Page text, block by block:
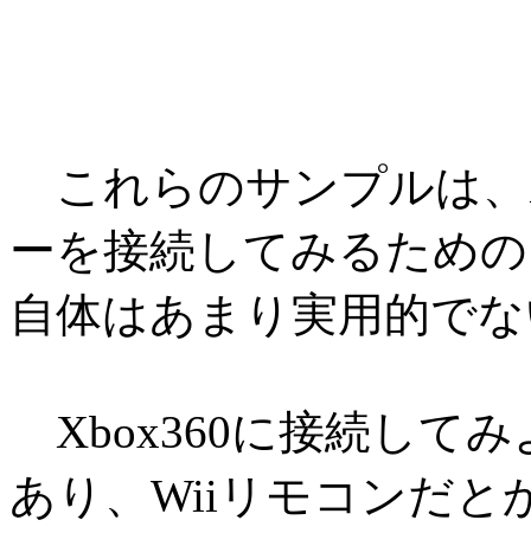
これらのサンプルは
ーを接続してみるため
自体はあまり実用的で
Xbox360に接続してみ
あり、Wiiリモコンだと